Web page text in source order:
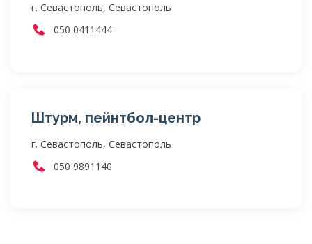
г. Севастополь, Севастополь
050 0411444
Штурм, пейнтбол-центр
г. Севастополь, Севастополь
050 9891140